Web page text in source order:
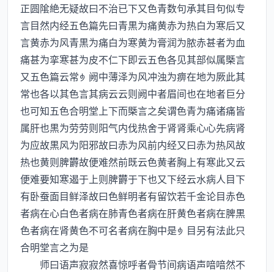
正圆隂絶无疑故曰不治已下又色青数句承其目句似专
言目然内经五色篇先曰青黒为痛黄赤为热白为寒后又
言黄赤为风青黒为痛白为寒黄为膏润为脓赤甚者为血
痛甚为挛寒甚为皮不仁下即云五色各见其部似属槩言
又五色篇云常阙中薄泽为风冲浊为痹在地为厥此其
常也各以其色言其病云云则阙中者眉间也在地者巨分
也可知五色合明堂上下而槩言之矣谓色青为痛诸痛皆
属肝也黒为劳劳则阳气内伐热舍于肾肾乘心心先病肾
为应故黒风为阳邪故曰赤为风前内经又曰赤为热风故
热也黄则脾欝故便难然前既云色黄者胸上有寒此又云
便难要知寒遏于上则脾欝于下也又下经云水病人目下
有卧蚕面目鲜泽故曰色鲜明者有留饮若千金论目赤色
者病在心白色者病在肺青色者病在肝黄色者病在脾黒
色者病在肾黄色不可名者病在胸中是目另有法此只
合明堂言之为是
师曰语声寂寂然喜惊呼者骨节间病语声喑喑然不